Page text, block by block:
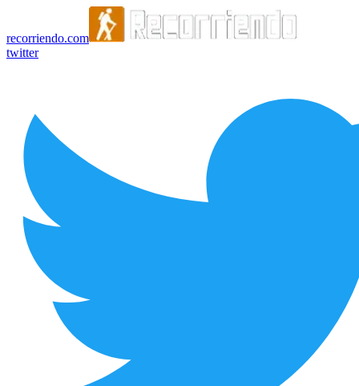
recorriendo.com
twitter